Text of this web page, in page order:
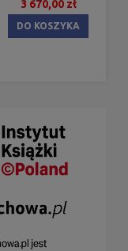
3 670,00 zł
DO KOSZYKA